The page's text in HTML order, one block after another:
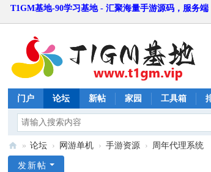
T1GM基地-90学习基地 - 汇聚海量手游源码，服务端
门户 论坛 新帖 家园 工具箱
» 论坛 › 网游单机 › 手游资源 › 周年代理系统
发新帖